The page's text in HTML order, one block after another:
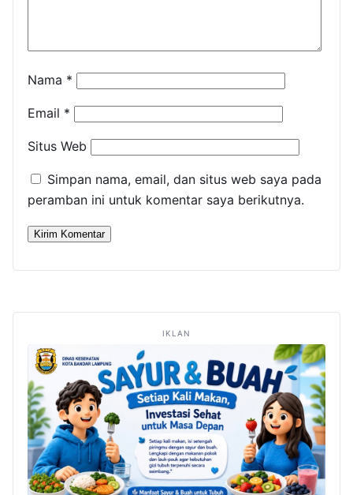
Nama *
Email *
Situs Web
Simpan nama, email, dan situs web saya pada
peramban ini untuk komentar saya berikutnya.
IKLAN